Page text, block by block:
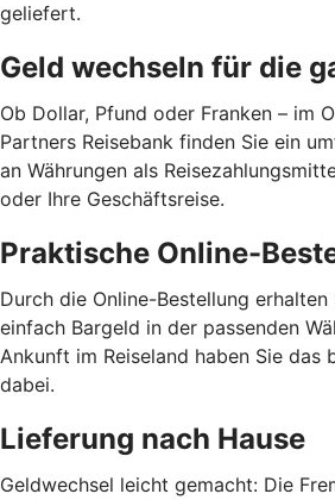
geliefert.
Geld wechseln für die
Ob Dollar, Pfund oder Franken – im
Partners Reisebank finden Sie ein
an Währungen als
oder Ihre Geschäftsreise.
Praktische Online-
Durch die Online-Bestellung erhalten
einfach Bargeld in der passenden
Ankunft im Reiseland haben Sie das
dabei.
Lieferung nach Hause
Geldwechsel leicht gemacht: Die